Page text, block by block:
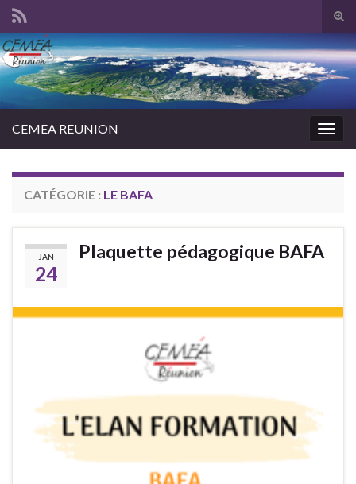
Search for:
CEMEA REUNION
CATÉGORIE : LE BAFA
JAN
24
Plaquette pédagogique BAFA